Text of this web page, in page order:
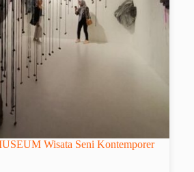
Wisata Seni Kontemporer